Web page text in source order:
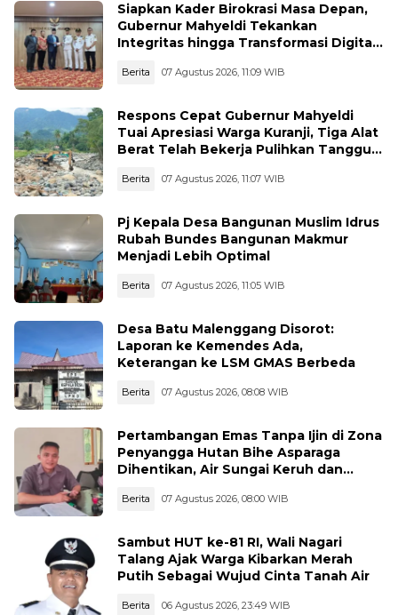
Siapkan Kader Birokrasi Masa Depan,
Gubernur Mahyeldi Tekankan
Integritas hingga Transformasi Digital
Berita 07 Agustus 2026, 11:09 WIB
Respons Cepat Gubernur Mahyeldi
Tuai Apresiasi Warga Kuranji, Tiga Alat
Berat Telah Bekerja Pulihkan Tanggul
Berita 07 Agustus 2026, 11:07 WIB
Pj Kepala Desa Bangunan Muslim Idrus
Rubah Bundes Bangunan Makmur
Menjadi Lebih Optimal
Berita 07 Agustus 2026, 11:05 WIB
Desa Batu Malenggang Disorot:
Laporan ke Kemendes Ada,
Keterangan ke LSM GMAS Berbeda
Berita 07 Agustus 2026, 08:08 WIB
Pertambangan Emas Tanpa Ijin di Zona
Penyangga Hutan Bihe Asparaga
Dihentikan, Air Sungai Keruh dan
Berita 07 Agustus 2026, 08:00 WIB
Sambut HUT ke-81 RI, Wali Nagari
Talang Ajak Warga Kibarkan Merah
Putih Sebagai Wujud Cinta Tanah Air
Berita 06 Agustus 2026, 23:49 WIB